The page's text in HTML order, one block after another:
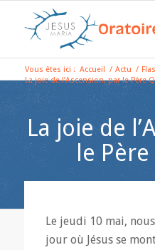
Vous êtes ici : Accueil / Actu /
La joie de l’Ascension, par le Père
La joie de
le
Le jeudi 10 mai,
jour où Jésus se